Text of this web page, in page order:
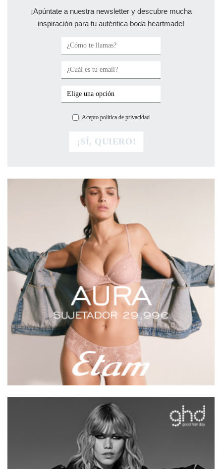
¡Apúntate a nuestra newsletter y descubre mucha
inspiración para tu auténtica boda heartmade!
Acepto política de privacidad